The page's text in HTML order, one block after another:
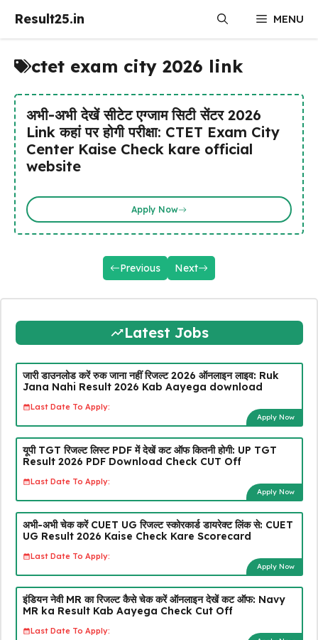
Result25.in MENU
ctet exam city 2026 link
अभी-अभी देखें सीटेट एग्जाम सिटी सेंटर 2026
Link कहां पर होगी परीक्षा: CTET Exam City
Center Kaise Check kare official
website
Apply Now
Previous Next
Latest Jobs
जारी डाउनलोड करें रुक जाना नहीं रिजल्ट 2026 ऑनलाइन लाइव: Ruk
Jana Nahi Result 2026 Kab Aayega download
Last Date To Apply:
Apply Now
यूपी TGT रिजल्ट लिस्ट PDF में देखें कट ऑफ कितनी होगी: UP TGT
Result 2026 PDF Download Check CUT Off
Last Date To Apply:
Apply Now
अभी-अभी चेक करें CUET UG रिजल्ट स्कोरकार्ड डायरेक्ट लिंक से: CUET
UG Result 2026 Kaise Check Kare Scorecard
Last Date To Apply:
Apply Now
इंडियन नेवी MR का रिजल्ट कैसे चेक करें ऑनलाइन देखें कट ऑफ: Navy
MR ka Result Kab Aayega Check Cut Off
Last Date To Apply: